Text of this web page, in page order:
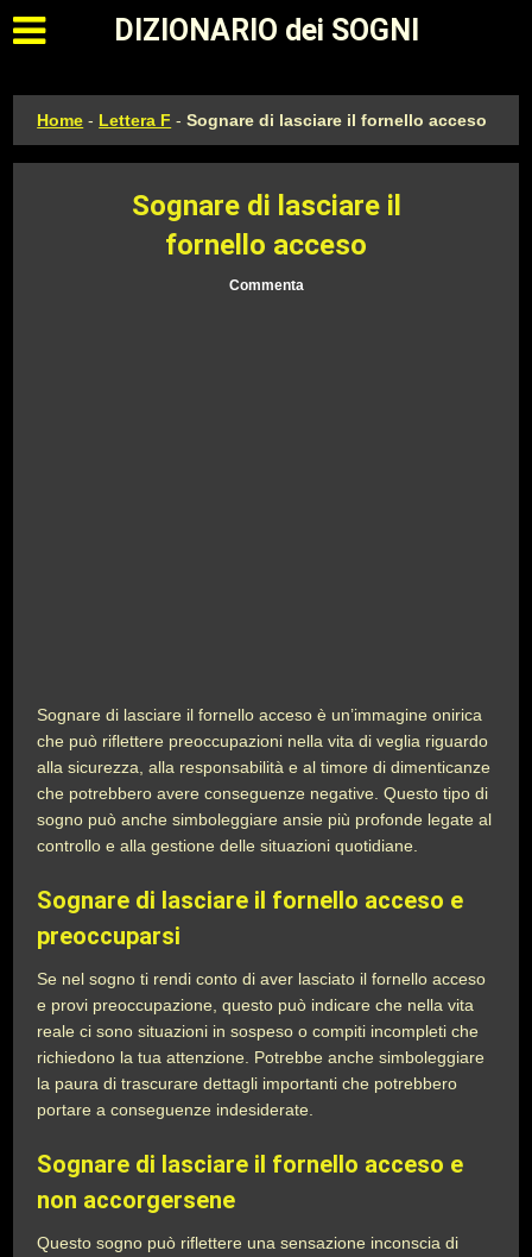
Apri il menu principale
DIZIONARIO dei SOGNI
Home - Lettera F -Sognare di lasciare il fornello acceso
Sognare di lasciare il
fornello acceso
Commenta
Sognare di lasciare il fornello acceso è un’immagine onirica
che può riflettere preoccupazioni nella vita di veglia riguardo
alla sicurezza, alla responsabilità e al timore di dimenticanze
che potrebbero avere conseguenze negative. Questo tipo di
sogno può anche simboleggiare ansie più profonde legate al
controllo e alla gestione delle situazioni quotidiane.
Sognare di lasciare il fornello acceso e
preoccuparsi
Se nel sogno ti rendi conto di aver lasciato il fornello acceso
e provi preoccupazione, questo può indicare che nella vita
reale ci sono situazioni in sospeso o compiti incompleti che
richiedono la tua attenzione. Potrebbe anche simboleggiare
la paura di trascurare dettagli importanti che potrebbero
portare a conseguenze indesiderate.
Sognare di lasciare il fornello acceso e
non accorgersene
Questo sogno può riflettere una sensazione inconscia di